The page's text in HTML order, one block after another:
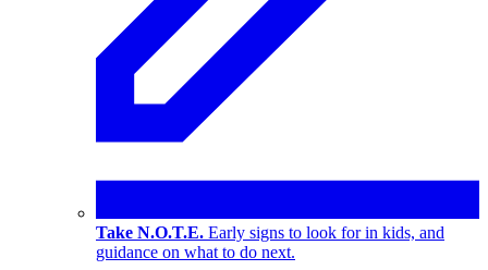
Take N.O.T.E. Early signs to look for in kids, and
guidance on what to do next.